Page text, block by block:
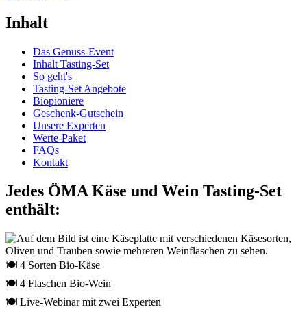
Inhalt
Das Genuss-Event
Inhalt Tasting-Set
So geht's
Tasting-Set Angebote
Biopioniere
Geschenk-Gutschein
Unsere Experten
Werte-Paket
FAQs
Kontakt
Jedes ÖMA Käse und Wein Tasting-Set
enthält:
🍽 4 Sorten Bio-Käse
🍽 4 Flaschen Bio-Wein
🍽 Live-Webinar mit zwei Experten